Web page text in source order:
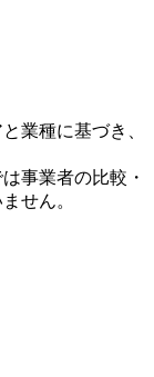
業種に基づき、
事業者の比較・
せん。